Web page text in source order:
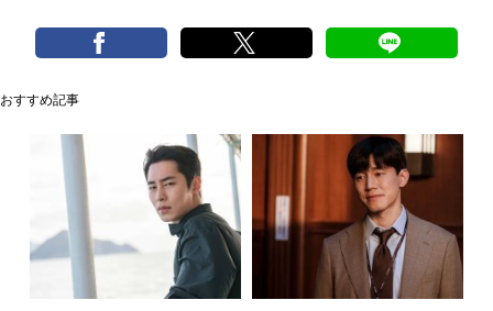
おすすめ記事